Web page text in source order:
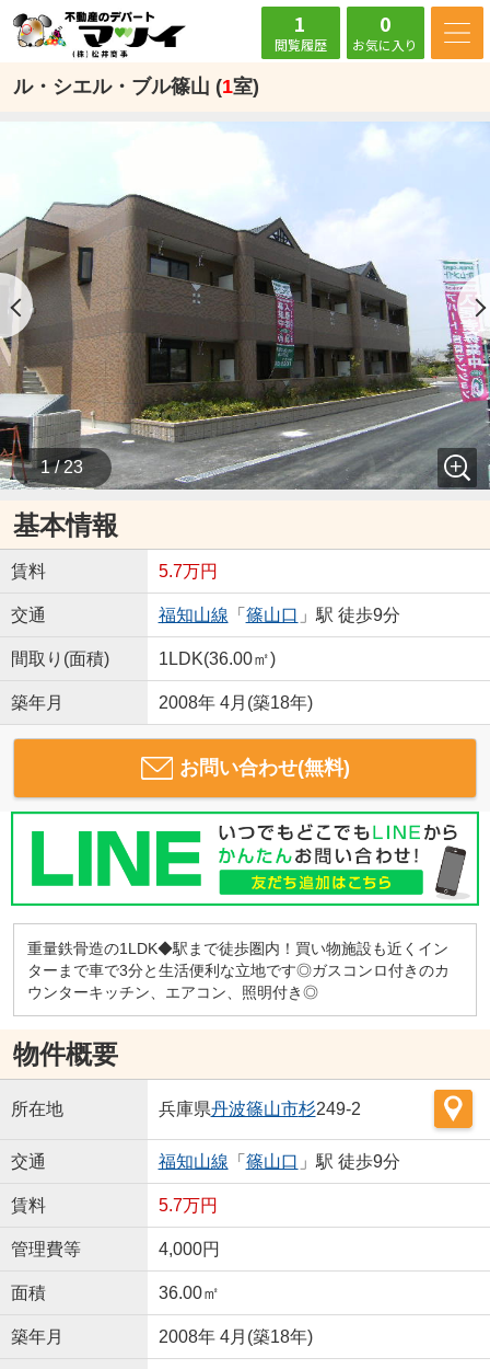
1
閲覧履歴
0
お気に入り
ル・シエル・ブル篠山 (1室)
1 / 23
基本情報
賃料 5.7万円
交通 福知山線 「 篠山口 」駅 徒歩9分
間取り(面積) 1LDK(36.00㎡)
築年月 2008年 4月(築18年)
お問い合わせ(無料)
重量鉄骨造の1LDK◆駅まで徒歩圏内！買い物施設も近くイン
ターまで車で3分と生活便利な立地です◎ガスコンロ付きのカ
ウンターキッチン、エアコン、照明付き◎
物件概要
所在地 兵庫県丹波篠山市杉249-2
交通 福知山線 「 篠山口 」駅 徒歩9分
賃料 5.7万円
管理費等 4,000円
面積 36.00㎡
築年月 2008年 4月(築18年)